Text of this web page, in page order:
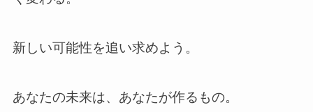
新しい可能性を追い求めよう。
あなたの未来は、あなたが作るもの。